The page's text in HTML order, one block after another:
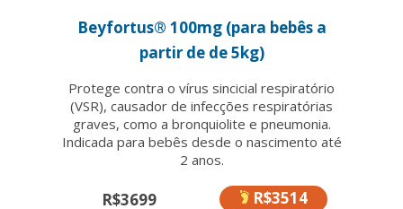
Beyfortus® 100mg (para bebês a
partir de de 5kg)
Protege contra o vírus sincicial respiratório
(VSR), causador de infecções respiratórias
graves, como a bronquiolite e pneumonia.
Indicada para bebês desde o nascimento até
2 anos.
R$3699 R$3514